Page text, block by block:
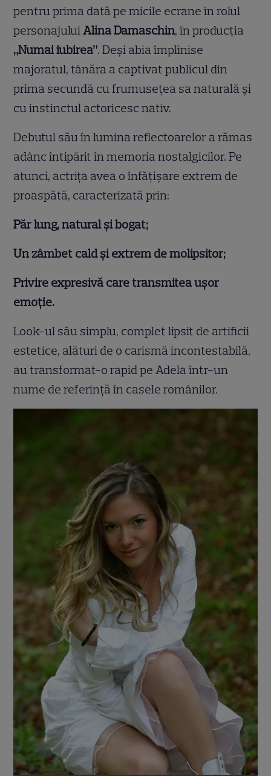
pentru prima dată pe micile ecrane în rolul
personajuluiAlina Damaschin, în producția
„Numai iubirea”. Deși abia împlinise
majoratul, tânăra a captivat publicul din
prima secundă cu frumusețea sa naturală și
cu instinctul actoricesc nativ.
Debutul său în lumina reflectoarelor a rămas
adânc întipărit în memoria nostalgicilor. Pe
atunci, actrița avea o înfățișare extrem de
proaspătă, caracterizată prin:
Păr lung, natural și bogat;
Un zâmbet cald și extrem de molipsitor;
Privire expresivă care transmitea ușor
emoție.
Look-ul său simplu, complet lipsit de artificii
estetice, alături de o carismă incontestabilă,
au transformat-o rapid pe Adela într-un
nume de referință în casele românilor.